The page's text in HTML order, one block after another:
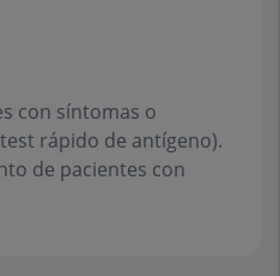
con síntomas o
rápido de antígeno).
de pacientes con